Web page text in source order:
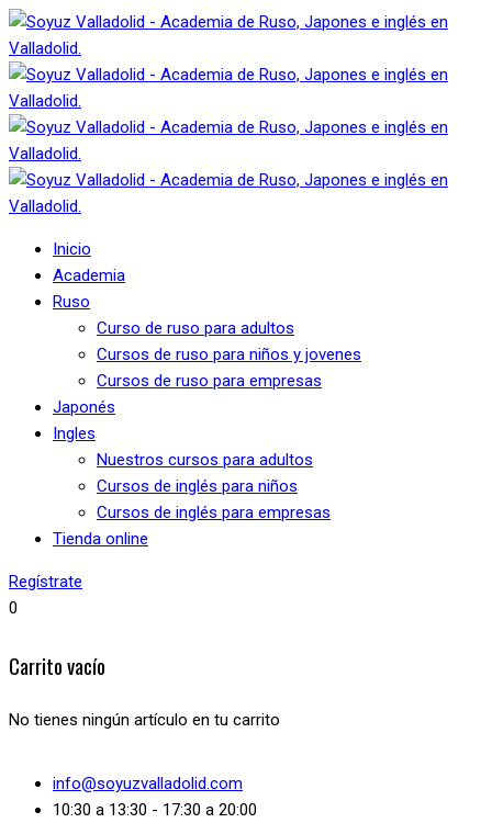
Inicio
Academia
Ruso
Curso de ruso para adultos
Cursos de ruso para niños y jovenes
Cursos de ruso para empresas
Japonés
Ingles
Nuestros cursos para adultos
Cursos de inglés para niños
Cursos de inglés para empresas
Tienda online
Regístrate
0
Carrito vacío
No tienes ningún artículo en tu carrito
info@soyuzvalladolid.com
10:30 a 13:30 - 17:30 a 20:00